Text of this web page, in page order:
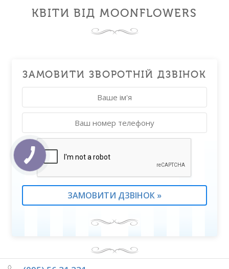
КВІТИ ВІД MOONFLOWERS
ЗАМОВИТИ ЗВОРОТНІЙ ДЗВІНОК